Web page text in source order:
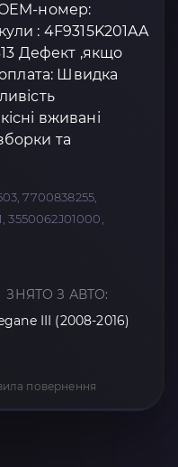
номер:
: 4F9315K201AA
Дефект ,якщо
Швидка
вживані
та
7700838255,
3550062J01000,
ЗНЯТО З АВТО:
III (2008-2016)
повернення